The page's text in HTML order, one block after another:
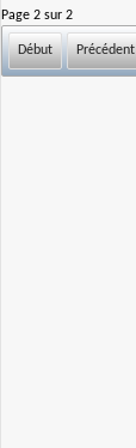
Page 2 sur 2
Début Précédent